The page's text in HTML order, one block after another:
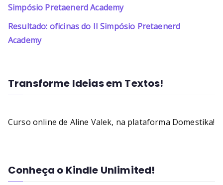
Simpósio Pretaenerd Academy
Resultado: oficinas do II Simpósio Pretaenerd
Academy
Transforme Ideias em Textos!
Curso online de Aline Valek, na plataforma Domestika!
Conheça o Kindle Unlimited!